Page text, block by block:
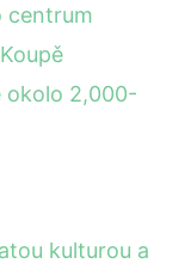
centrum
okolo 2,000-
kulturou a